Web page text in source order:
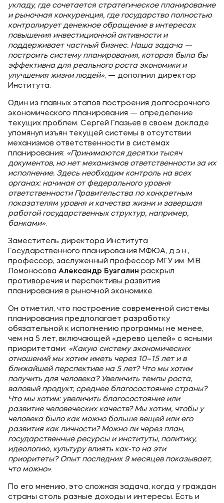
укладу, где сочетается стратегическое планирование
и рыночная конкуренция, где государство полностью
контролирует денежное обращение в интересах
повышения инвестиционной активности и
поддерживает частный бизнес. Наша задача —
построить систему планирования, которая была бы
эффективна для реального роста экономики и
улучшения жизни людей», — дополнил директор
Института.
Один из главных этапов построения долгосрочного
экономического планирования — определение
текущих проблем. Сергей Глазьев в своем докладе
упомянул изъян текущей системы в отсутствии
механизмов ответственности в системах
планирования: «Принимаются десятки тысяч
документов, но нет механизмов ответственности за их
исполнение. Здесь необходим контроль на всех
органах: начиная от федерального уровня
ответственности Правительства по конкретным
показателям уровня и качества жизни и завершая
работой государственных структур, например,
банками».
Заместитель директора Института
Государственного планирования МФЮА, д.э.н.,
профессор, заслуженный профессор МГУ им. М.В.
Ломоносова Александр Бузгалин раскрыл
противоречия и перспективы развития
планирования в рыночной экономике.
Он отметил, что построение современной системы
планирования предполагает разработку
обязательной к исполнению программы не менее,
чем на 5 лет, включающей «дерево целей» с ясными
приоритетами: «Какую систему экономических
отношений мы хотим иметь через 10–15 лет и в
ближайшей перспективе на 5 лет? Что мы хотим
получить для человека? Увеличить темпы роста,
валовый продукт, среднее благосостояние страны?
Что мы хотим: увеличить благосостояние или
развитие человеческих качеств? Мы хотим, чтобы у
человека было как можно больше вещей или его
развития как личности? Можно ли через план,
государственные ресурсы и институты, политику,
идеологию, культуру влиять как-то на эти
приоритеты? Опыт последних 9 месяцев показывает,
что можно».
По его мнению, это сложная задача, когда у граждан
страны столь разные доходы и интересы. Есть и